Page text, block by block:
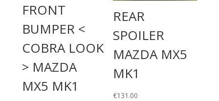
FRONT
BUMPER <
COBRA LOOK
> MAZDA
MX5 MK1
REAR
SPOILER
MAZDA MX5
MK1
€131.00